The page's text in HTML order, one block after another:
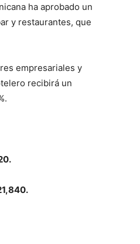
ha aprobado un
y restaurantes, que
empresariales y
recibirá un